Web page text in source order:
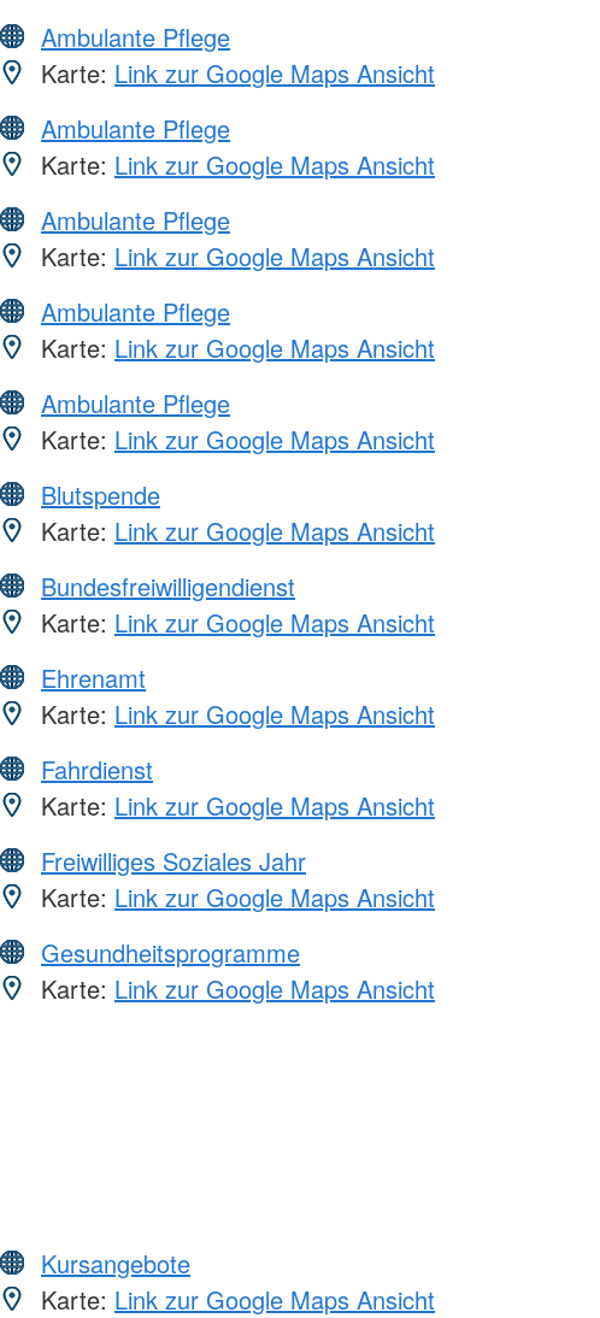
Ambulante Pflege
Karte: Link zur Google Maps Ansicht
Ambulante Pflege
Karte: Link zur Google Maps Ansicht
Ambulante Pflege
Karte: Link zur Google Maps Ansicht
Ambulante Pflege
Karte: Link zur Google Maps Ansicht
Ambulante Pflege
Karte: Link zur Google Maps Ansicht
Blutspende
Karte: Link zur Google Maps Ansicht
Bundesfreiwilligendienst
Karte: Link zur Google Maps Ansicht
Ehrenamt
Karte: Link zur Google Maps Ansicht
Fahrdienst
Karte: Link zur Google Maps Ansicht
Freiwilliges Soziales Jahr
Karte: Link zur Google Maps Ansicht
Gesundheitsprogramme
Karte: Link zur Google Maps Ansicht
Kursangebote
Karte: Link zur Google Maps Ansicht